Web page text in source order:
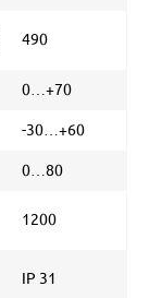
490
0…+70
-30…+60
0…80
1200
IP 31